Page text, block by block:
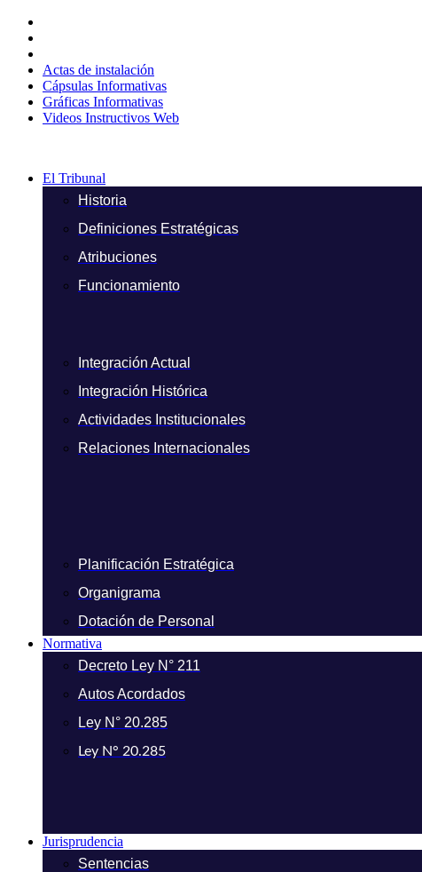
contenido
Actas de instalación
Cápsulas Informativas
Gráficas Informativas
Videos Instructivos Web
El Tribunal
Historia
Definiciones Estratégicas
Atribuciones
Funcionamiento
Integración Actual
Integración Histórica
Actividades Institucionales
Relaciones Internacionales
Planificación Estratégica
Organigrama
Dotación de Personal
Normativa
Decreto Ley N° 211
Autos Acordados
Ley N° 20.285
Ley N° 20.285
Jurisprudencia
Sentencias